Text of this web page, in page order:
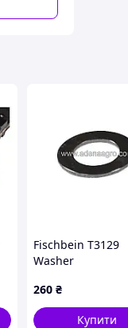
Fischbein T3129
Washer
260 ₴
Купити